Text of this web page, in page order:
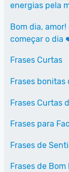
energias pela
Bom dia,
começar o dia
Frases Curtas
Frases bonitas
Frases Curtas
Frases para
Frases de
Frases de